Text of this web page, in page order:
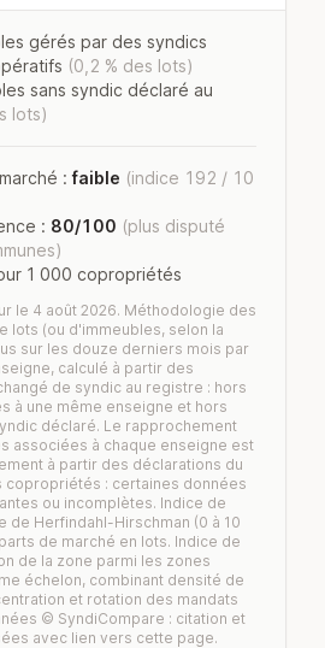
gérés par des syndics
(0,2 % des lots)
sans syndic déclaré au
lots)
:faible (indice 192 / 10
: 80/100 (plus disputé
1 000 copropriétés
le 4 août 2026. Méthodologie des
lots (ou d'immeubles, selon la
sur les douze derniers mois par
calculé à partir des
de syndic au registre : hors
à une même enseigne et hors
déclaré. Le rapprochement
associées à chaque enseigne est
à partir des déclarations du
copropriétés : certaines données
ou incomplètes. Indice de
de Herfindahl-Hirschman (0 à 10
de marché en lots. Indice de
de la zone parmi les zones
échelon, combinant densité de
et rotation des mandats
© SyndiCompare : citation et
avec lien vers cette page.